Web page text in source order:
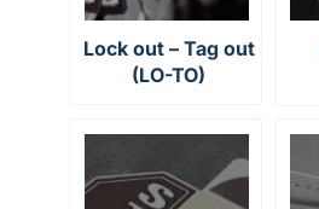
Lock out – Tag out
(LO-TO)